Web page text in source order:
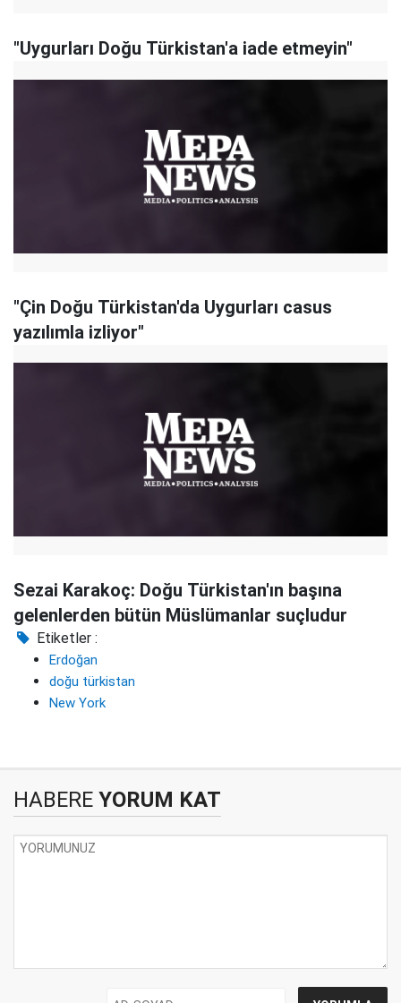
"Uygurları Doğu Türkistan'a iade etmeyin"
"Çin Doğu Türkistan'da Uygurları casus
yazılımla izliyor"
Sezai Karakoç: Doğu Türkistan'ın başına
gelenlerden bütün Müslümanlar suçludur
Etiketler :
Erdoğan
doğu türkistan
New York
HABERE YORUM KAT